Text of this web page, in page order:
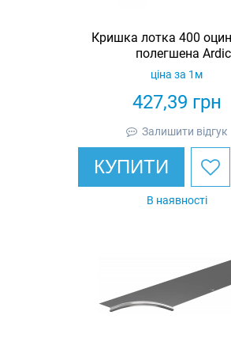
Кришка лотка 400
полегшена Ardic
427,39 грн
ціна за 1м
Залишити відгук
КУПИТИ
В наявності